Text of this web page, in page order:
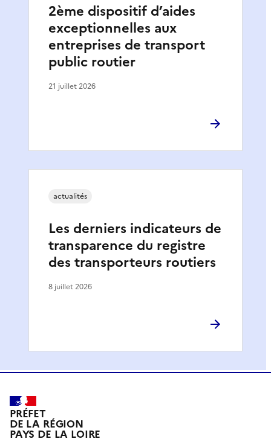
2ème dispositif d’aides
exceptionnelles aux
entreprises de transport
public routier
21 juillet 2026
Les derniers indicateurs de
transparence du registre
des transporteurs routiers
actualités
8 juillet 2026
PRÉFET
DE LA RÉGION
PAYS DE LA LOIRE